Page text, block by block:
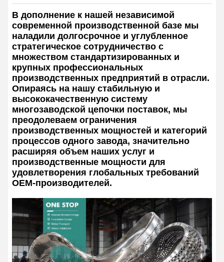
В дополнение к нашей независимой
современной производственной базе мы
наладили долгосрочное и углубленное
стратегическое сотрудничество с
множеством стандартизированных и
крупных профессиональных
производственных предприятий в отрасли.
Опираясь на нашу стабильную и
высококачественную систему
многозаводской цепочки поставок, мы
преодолеваем ограничения
производственных мощностей и категорий
процессов одного завода, значительно
расширяя объем наших услуг и
производственные мощности для
удовлетворения глобальных требований
OEM-производителей.